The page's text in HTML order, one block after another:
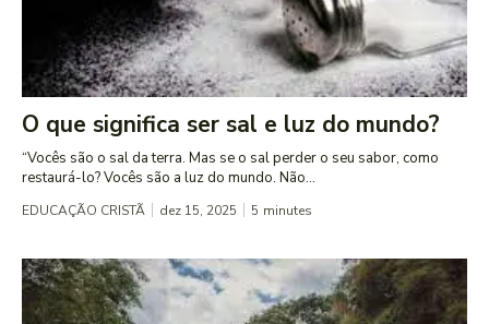
O que significa ser sal e luz do mundo?
“Vocês são o sal da terra. Mas se o sal perder o seu sabor, como
restaurá-lo? Vocês são a luz do mundo. Não...
EDUCAÇÃO CRISTÃ dez 15, 2025 5 minutes